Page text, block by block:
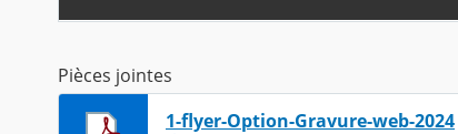
Pièces jointes
1-flyer-Option-Gravure-web-2024